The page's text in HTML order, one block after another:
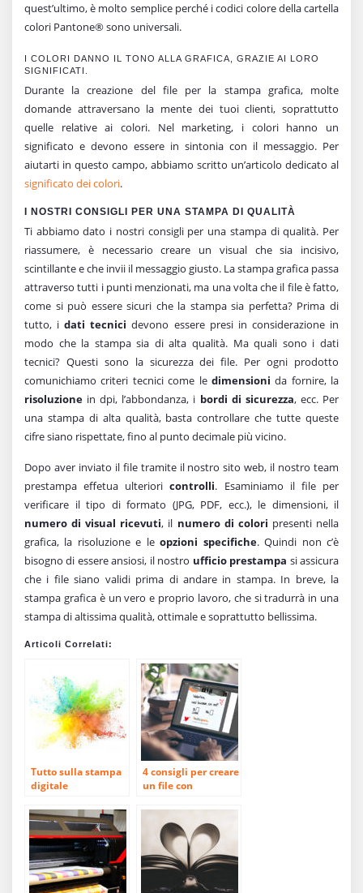
quest’ultimo, è molto semplice perché i codici colore della cartella
colori Pantone® sono universali.
I COLORI DANNO IL TONO ALLA GRAFICA, GRAZIE AI LORO
SIGNIFICATI.
Durante la creazione del file per la stampa grafica, molte
domande attraversano la mente dei tuoi clienti, soprattutto
quelle relative ai colori. Nel marketing, i colori hanno un
significato e devono essere in sintonia con il messaggio. Per
aiutarti in questo campo, abbiamo scritto un’articolo dedicato al
significato dei colori.
I NOSTRI CONSIGLI PER UNA STAMPA DI QUALITÀ
Ti abbiamo dato i nostri consigli per una stampa di qualità. Per
riassumere, è necessario creare un visual che sia incisivo,
scintillante e che invii il messaggio giusto. La stampa grafica passa
attraverso tutti i punti menzionati, ma una volta che il file è fatto,
come si può essere sicuri che la stampa sia perfetta? Prima di
tutto, idati tecnici devono essere presi in considerazione in
modo che la stampa sia di alta qualità. Ma quali sono i dati
tecnici? Questi sono la sicurezza dei file. Per ogni prodotto
comunichiamo criteri tecnici come le dimensionida fornire, la
risoluzione in dpi, l’abbondanza, i bordi di sicurezza, ecc. Per
una stampa di alta qualità, basta controllare che tutte queste
cifre siano rispettate, fino al punto decimale più vicino.
Dopo aver inviato il file tramite il nostro sito web, il nostro team
prestampa effetua ulterioricontrolli. Esaminiamo il file per
verificare il tipo di formato (JPG, PDF, ecc.), le dimensioni, il
numero di visual ricevuti, il numero di colori presenti nella
grafica, la risoluzione e leopzioni specifiche. Quindi non c’è
bisogno di essere ansiosi, il nostro ufficio prestampa si assicura
che i file siano validi prima di andare in stampa. In breve, la
stampa grafica è un vero e proprio lavoro, che si tradurrà in una
stampa di altissima qualità, ottimale e soprattutto bellissima.
Articoli Correlati:
Tutto sulla stampa
digitale
4 consigli per creare
un file con